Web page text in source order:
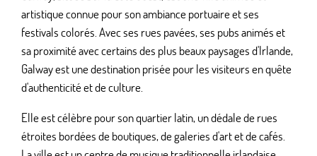
artistique connue pour son ambiance portuaire et ses
festivals colorés. Avec ses rues pavées, ses pubs animés et
sa proximité avec certains des plus beaux paysages d'Irlande,
Galway est une destination prisée pour les visiteurs en quête
d'authenticité et de culture.
Elle est célèbre pour son quartier latin, un dédale de rues
étroites bordées de boutiques, de galeries d'art et de cafés.